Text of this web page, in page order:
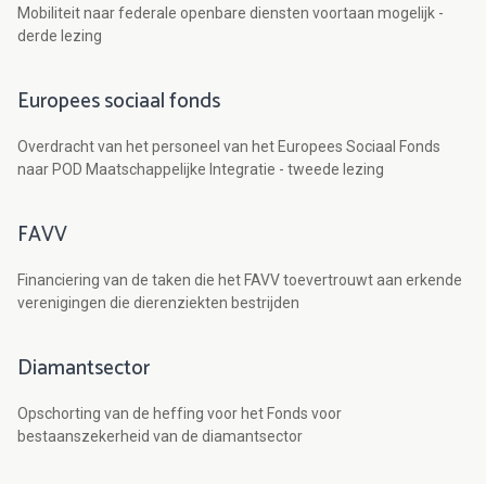
Mobiliteit naar federale openbare diensten voortaan mogelijk -
derde lezing
Europees sociaal fonds
Overdracht van het personeel van het Europees Sociaal Fonds
naar POD Maatschappelijke Integratie - tweede lezing
FAVV
Financiering van de taken die het FAVV toevertrouwt aan erkende
verenigingen die dierenziekten bestrijden
Diamantsector
Opschorting van de heffing voor het Fonds voor
bestaanszekerheid van de diamantsector